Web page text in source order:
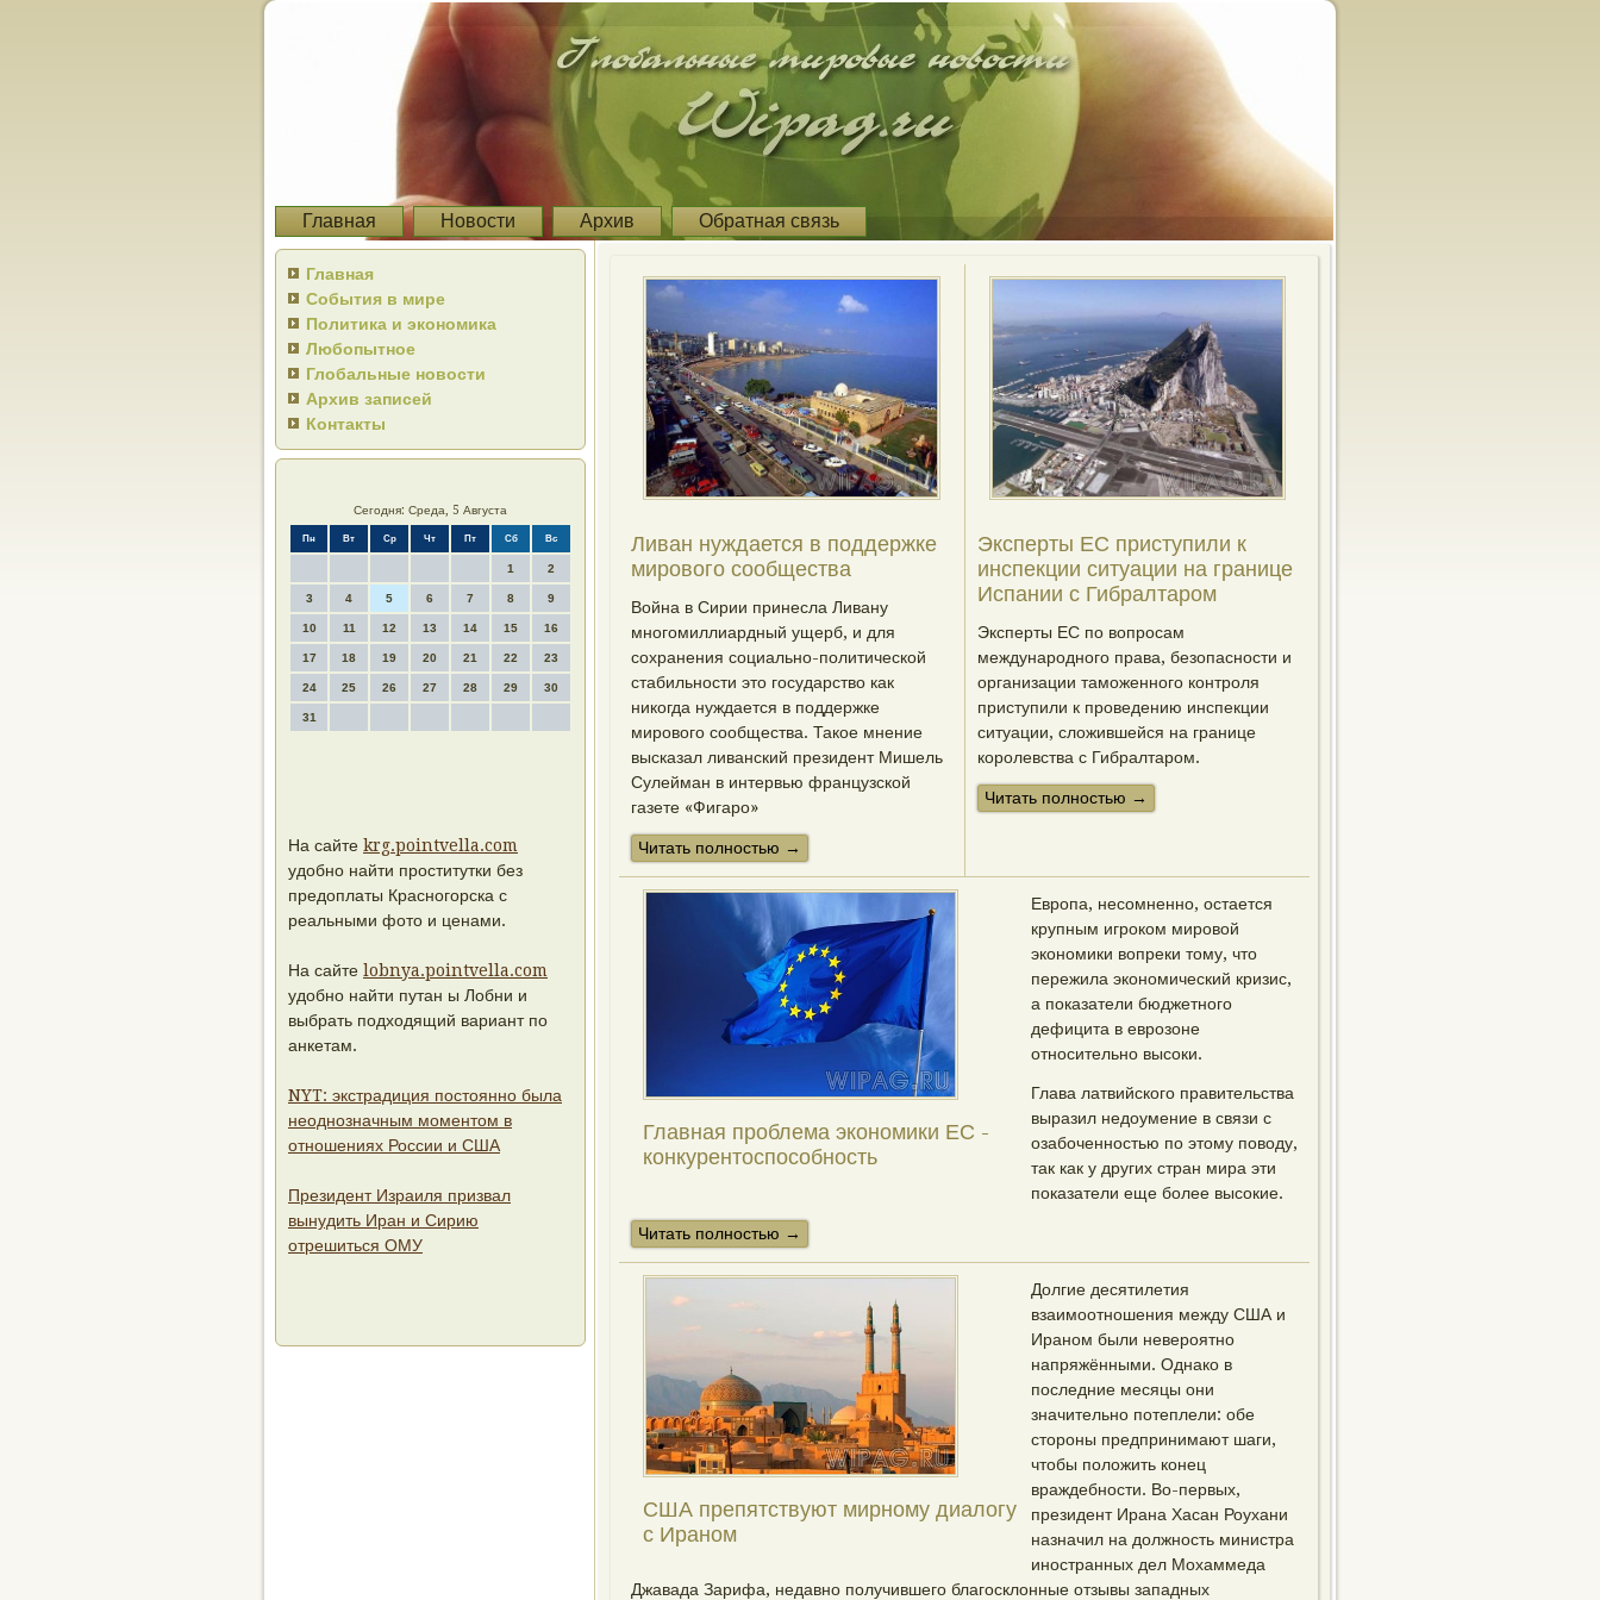
Главная Новости Архив Обратная связь
Главная
События в мире
Политика и экономика
Любопытное
Глобальные новости
Архив записей
Контакты
Сегодня: Среда, 5 Августа
Пн Вт Ср Чт Пт Сб Вс
1 2
3 4 5 6 7 8 9
10 11 12 13 14 15 16
17 18 19 20 21 22 23
24 25 26 27 28 29 30
31
На сайте krg.pointvella.com
удобно найти проститутки без
предоплаты Красногорска с
реальными фото и ценами.
На сайте lobnya.pointvella.com
удобно найти путан ы Лобни и
выбрать подходящий вариант по
анкетам.
NYT: экстрадиция постоянно была
неоднозначным моментом в
отношениях России и США
Президент Израиля призвал
вынудить Иран и Сирию
отрешиться ОМУ
Ливан нуждается в поддержке
мирового сообщества
Война в Сирии принесла Ливану
многомиллиардный ущерб, и для
сохранения социально-политической
стабильности это государство как
никогда нуждается в поддержке
мирового сообщества. Такое мнение
высказал ливанский президент Мишель
Сулейман в интервью французской
газете «Фигаро»
Читать полностью →
Эксперты ЕС приступили к
инспекции ситуации на границе
Испании с Гибралтаром
Эксперты ЕС по вопросам
международного права, безопасности и
организации таможенного контроля
приступили к проведению инспекции
ситуации, сложившейся на границе
королевства с Гибралтаром.
Читать полностью →
Главная проблема экономики ЕС -
конкурентоспособность
Европа, несомненно, остается
крупным игроком мировой
экономики вопреки тому, что
пережила экономический кризис,
а показатели бюджетного
дефицита в еврозоне
относительно высоки.
Глава латвийского правительства
выразил недоумение в связи с
озабоченностью по этому поводу,
так как у других стран мира эти
показатели еще более высокие.
Читать полностью →
США препятствуют мирному диалогу
с Ираном
Долгие десятилетия
взаимоотношения между США и
Ираном были невероятно
напряжёнными. Однако в
последние месяцы они
значительно потеплели: обе
стороны предпринимают шаги,
чтобы положить конец
враждебности. Во-первых,
президент Ирана Хасан Роухани
назначил на должность министра
иностранных дел Мохаммеда
Джавада Зарифа, недавно получившего благосклонные отзывы западных